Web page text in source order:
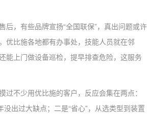
，有些品牌宣扬“全国联保”，真出问题或许
优比施各地都有办事处，技能人员就在邻
能上门做设备巡检，提早排查危险，这服务
不少用优比施的客户，反应会集在两点：
没出过大缺点；二是“省心”，从选类型到装置